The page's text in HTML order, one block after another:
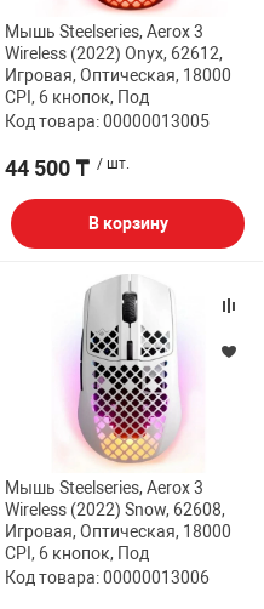
PCI АДАПТЕРЫ
USB
CARD RIDER
НАБОР ДЛЯ
CD-DVD ДИСКИ
ЛЕНТА ДЛЯ
Мышь Steelseries, Aerox 3
Wireless (2022) Onyx, 62612,
Игровая, Оптическая, 18000
CPI, 6 кнопок, Под
Код товара: 00000013005
44 500 ₸ / шт.
В корзину
Мышь Steelseries, Aerox 3
Wireless (2022) Snow, 62608,
Игровая, Оптическая, 18000
CPI, 6 кнопок, Под
Код товара: 00000013006